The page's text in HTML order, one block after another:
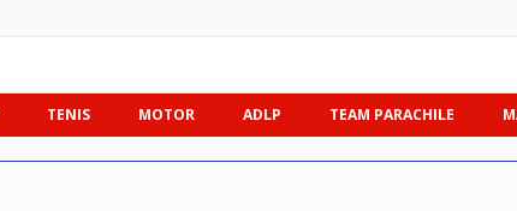
TENIS MOTOR ADLP TEAM PARACHILE